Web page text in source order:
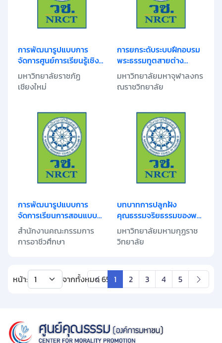
การพัฒนารูปแบบการ
จัดการศูนย์การเรียนรู้เชิง
คุณธรรมแบบองค์รวม
ประจำตำบลสันผักหวาน
อำเภอหางดง จังหวัด
มหาวิทยาลัยราชภัฏ
เชียงใหม่
การยกระดับระบบฝึกอบรม
พระธรรมทูตสายต่าง
ประเทศกับการพัฒนาทักษะ
ด้านนวัตกรรมคุณธรรม
จริยธรรมเพื่อพัฒนาชุมชน
อย่างยั่งยืน
มหาวิทยาลัยมหาจุฬาลงกร
ณราชวิทยาลัย
การพัฒนารูปแบบการ
จัดการเรียนการสอนแบบ
บูรณาการคุณธรรม
จริยธรรม เรื่อง วินัยสำหรับ
นักเรียนนักศึกษา วิทยาลัย
สำนักงานคณะกรรมการ
การอาชีวศึกษา
บทบาทการปลูกฝัง
คุณธรรมจริยธรรมของพระ
สอนศีลธรรมในโรงเรียนที่มี
ผลต่อการปรับเปลี่ยน
พฤติกรรมที่ไม่พึงประสงค์
มหาวิทยาลัยมหามกุฏราช
วิทยาลัย
หน้า: จากทั้งหมด65 หน้า
1 2 3 4 5